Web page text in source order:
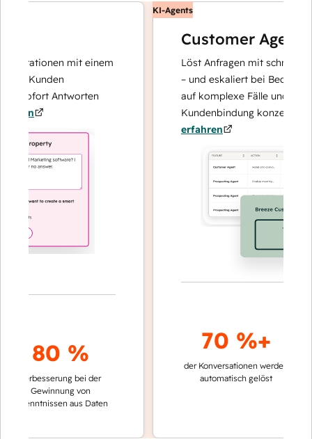
mit einem
Kunden
Antworten
80 %
bei der
Gewinnung von
aus Daten
KI-Agents
Customer Agent
Löst Anfragen mit schnellen,
– und eskaliert bei Bedarf, damit
auf komplexe Fälle und den
Kundenbindung konzentrieren
erfahren
70 %+
der Konversationen werden
automatisch gelöst